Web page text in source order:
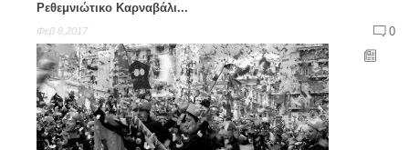
Ρεθεμνιώτικο Καρναβάλι...
Φεβ 8,2017 0